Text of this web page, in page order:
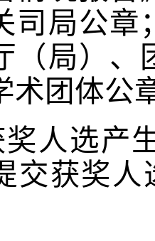
司局公章
（局）、
术团体公
奖人选产
交获奖